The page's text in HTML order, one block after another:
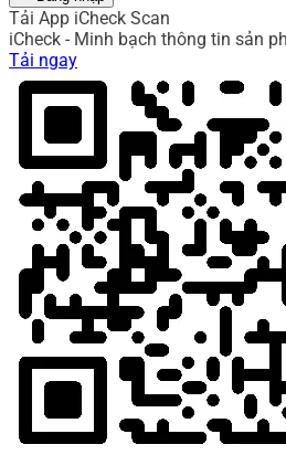
Tải App iCheck Scan
iCheck - Minh bạch thông tin sản
Tải ngay